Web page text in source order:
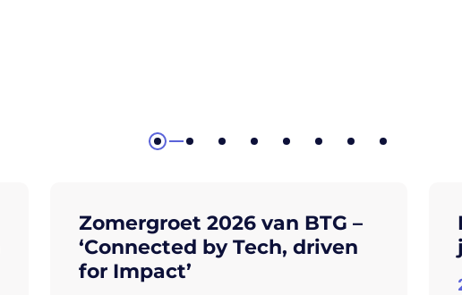
1 2 3 4 5 6 7 8
Zomergroet 2026 van BTG –
‘Connected by Tech, driven
for Impact’